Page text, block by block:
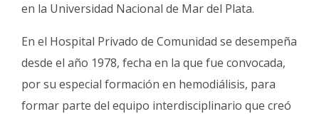
en la Universidad Nacional de Mar del Plata.
En el Hospital Privado de Comunidad se desempeña
desde el año 1978, fecha en la que fue convocada,
por su especial formación en hemodiálisis, para
formar parte del equipo interdisciplinario que creó